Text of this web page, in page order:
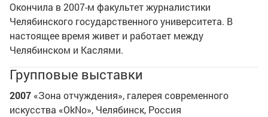
Окончила в 2007-м факультет журналистики
Челябинского государственного университета. В
настоящее время живет и работает между
Челябинском и Каслями.
Групповые выставки
2007 «Зона отчуждения», галерея современного
искусства «OkNo», Челябинск, Россия